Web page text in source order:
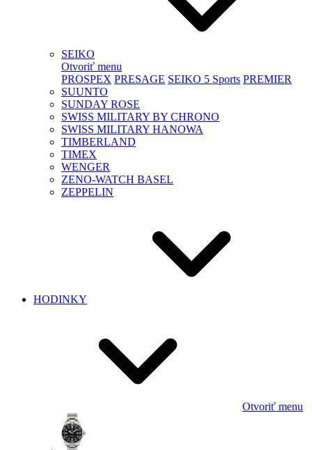
SEIKO
Otvoriť menu
PROSPEX PRESAGE SEIKO 5 Sports PREMIER
SUUNTO
SUNDAY ROSE
SWISS MILITARY BY CHRONO
SWISS MILITARY HANOWA
TIMBERLAND
TIMEX
WENGER
ZENO-WATCH BASEL
ZEPPELIN
HODINKY
Otvoriť menu